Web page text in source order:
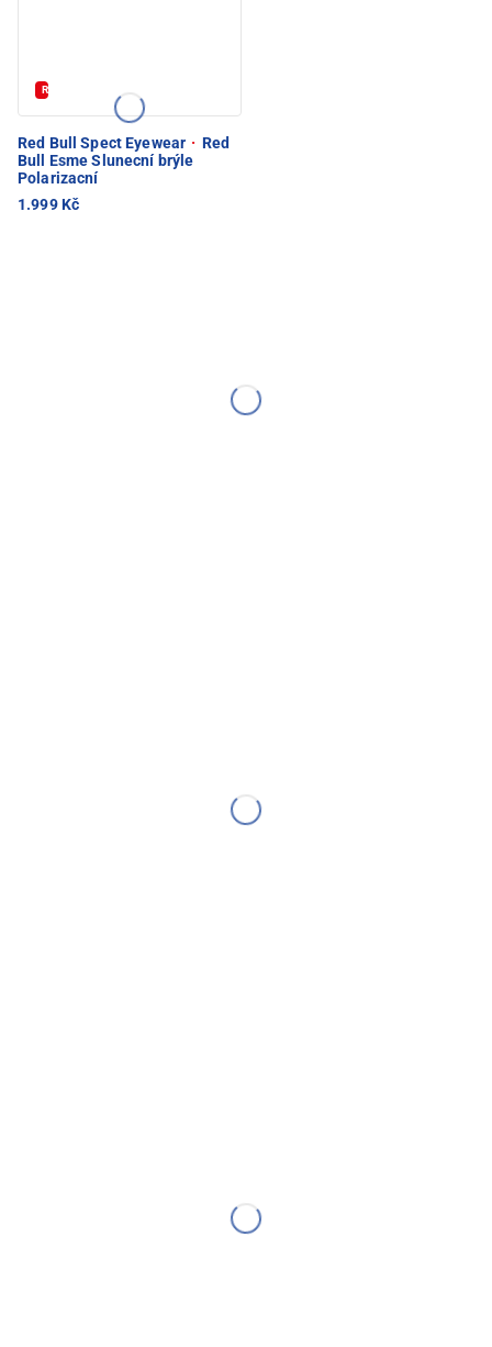
REDBULL20
Red Bull Spect Eyewear · Red
Bull Esme Slunecní brýle
Polarizacní
1.999 Kč